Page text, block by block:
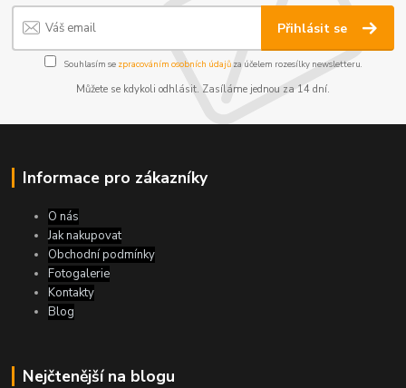
Přihlásit se
Souhlasím se zpracováním osobních údajůza účelem rozesílky newsletteru.
Můžete se kdykoli odhlásit. Zasíláme jednou za 14 dní.
Informace pro zákazníky
O nás
Jak nakupovat
Obchodní podmínky
Fotogalerie
Kontakty
Blog
Nejčtenější na blogu